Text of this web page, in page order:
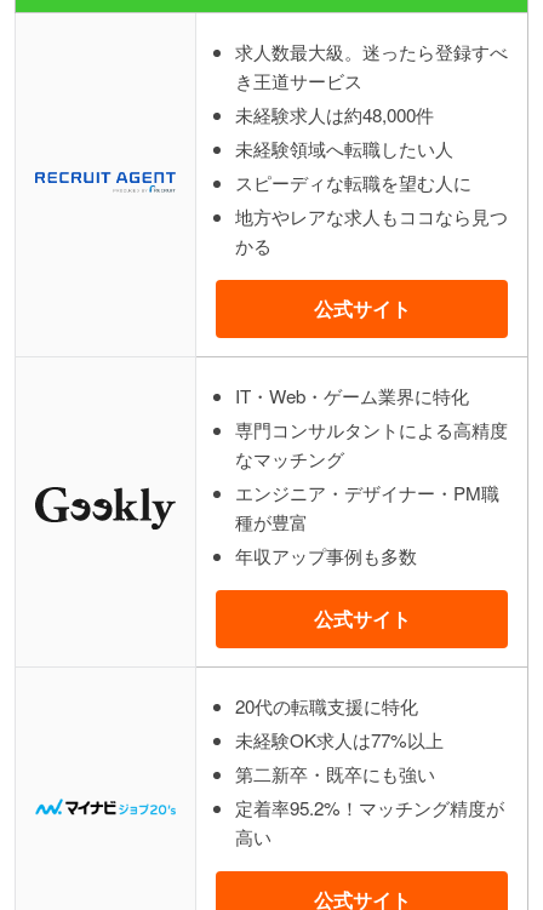
求人数最大級。迷ったら登録すべ
き王道サービス
未経験求人は約48,000件
未経験領域へ転職したい人
スピーディな転職を望む人に
地方やレアな求人もココなら見つ
かる
公式サイト
IT・Web・ゲーム業界に特化
専門コンサルタントによる高精度
なマッチング
エンジニア・デザイナー・PM職
種が豊富
年収アップ事例も多数
公式サイト
20代の転職支援に特化
未経験OK求人は77%以上
第二新卒・既卒にも強い
定着率95.2%！マッチング精度が
高い
公式サイト